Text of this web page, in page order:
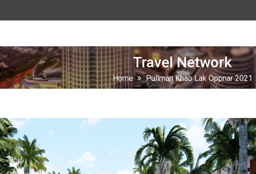
Travel Network
Home Pullman Khao Lak Öppnar 2021